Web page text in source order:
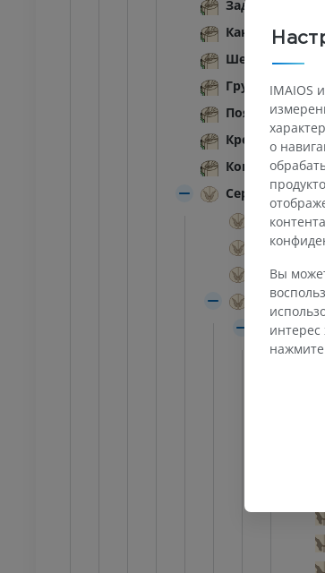
Задняя
Канатики
Шейная
Грудная
Поясничная
Крестцовая
Копчиковая
Серое
Передний
Боковой
Задний
Серые
Ankle and foot CT
KT
ПРЕМИУМ
IMAIOS
о
Вы